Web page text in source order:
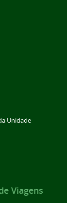
Unidade
Viagens